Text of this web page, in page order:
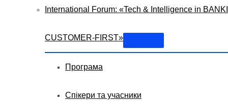
International Forum: «Tech & Intelligence in
CUSTOMER-FIRST»
Програма
Спікери та учасники